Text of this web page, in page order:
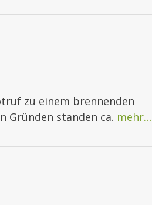
zu einem brennenden
Gründen standen ca. mehr…